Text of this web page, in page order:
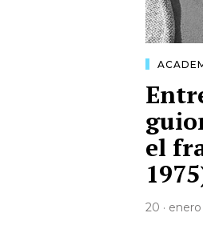
el
20 · enero